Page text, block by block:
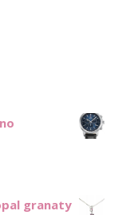
granaty